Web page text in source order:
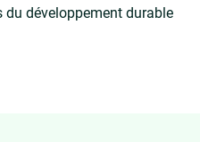
du développement durable